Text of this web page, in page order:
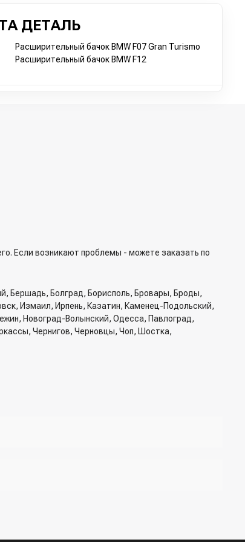
ДЕТАЛЬ
Расширительный бачок BMW F07 Gran Turismo
Расширительный бачок BMW F12
Если возникают проблемы - можете заказать по
Бершадь, Болград, Борисполь, Бровары, Броды,
Измаил, Ирпень, Казатин, Каменец-Подольский,
Новоград-Волынский, Одесса, Павлоград,
Чернигов, Черновцы, Чоп, Шостка,